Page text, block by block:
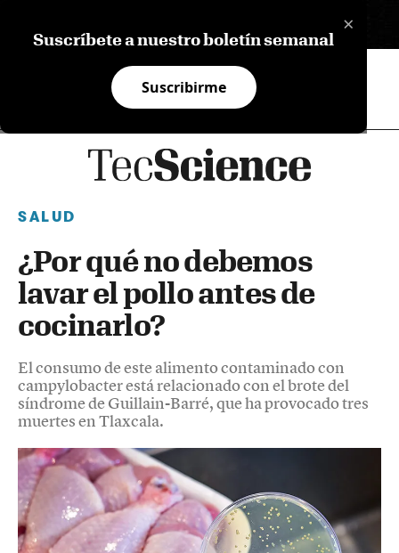
×
Suscríbete a nuestro boletín semanal
Suscribirme
SALUD
¿Por qué no debemos
lavar el pollo antes de
cocinarlo?
El consumo de este alimento contaminado con
campylobacter está relacionado con el brote del
síndrome de Guillain-Barré, que ha provocado tres
muertes en Tlaxcala.